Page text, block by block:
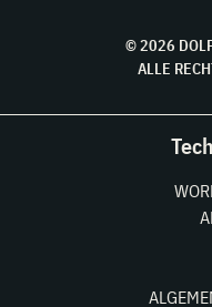
© 2026
ALLE